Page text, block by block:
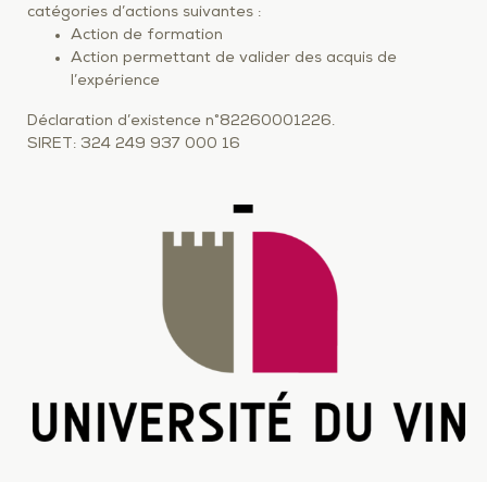
catégories d’actions suivantes :
Action de formation
Action permettant de valider des acquis de
l’expérience
Déclaration d’existence n°82260001226.
SIRET: 324 249 937 000 16